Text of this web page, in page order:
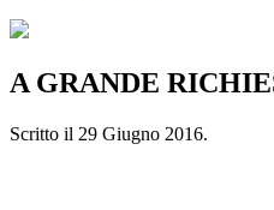
A GRANDE
Scritto il 29 Giugno 2016.